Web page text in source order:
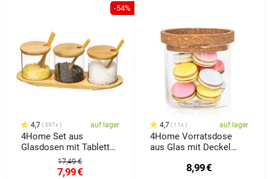
-54%
4,7 397x auf lager
4Home Set aus
Glasdosen mit Tablett
und Löffeln Bamboo,
17,49 €
7,99€
4,7 11x auf lager
4Home Vorratsdose
aus Glas mit Deckel
8,99€